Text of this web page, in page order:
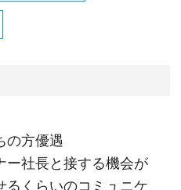
の方優遇
ー社長と接する機会が
るくらいのコミュニケ